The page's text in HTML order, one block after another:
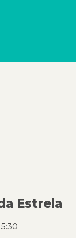
Estrela